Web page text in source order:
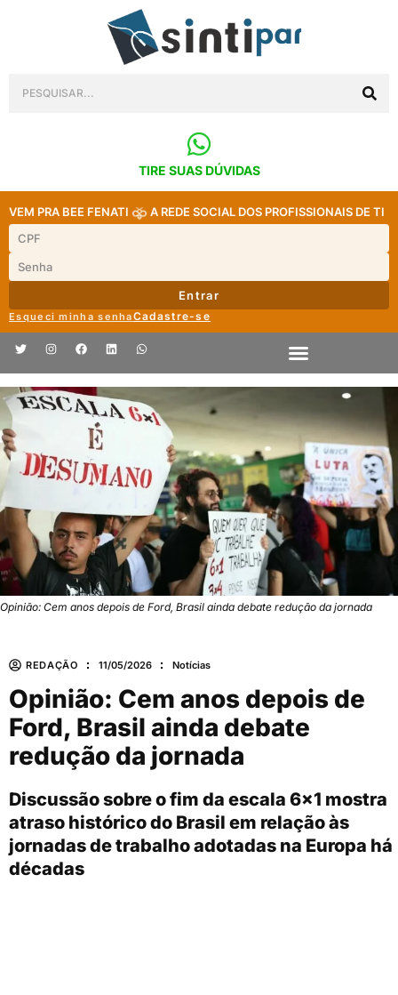
TIRE SUAS DÚVIDAS
VEM PRA BEE FENATI A REDE SOCIAL DOS PROFISSIONAIS DE TI
Entrar
Esqueci minha senhaCadastre-se
Opinião: Cem anos depois de Ford, Brasil ainda debate redução da jornada
REDAÇÃO 11/05/2026 Notícias
Opinião: Cem anos depois de
Ford, Brasil ainda debate
redução da jornada
Discussão sobre o fim da escala 6×1 mostra
atraso histórico do Brasil em relação às
jornadas de trabalho adotadas na Europa há
décadas